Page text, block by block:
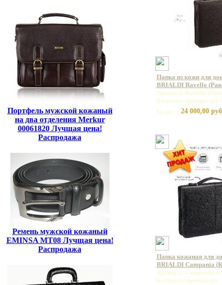
Портфель мужской кожаный
на два отделения Merkur
00061820 Лучщая цена!
Распродажа
Ремень мужской кожаный
EMINSA MT08 Лучщая цена!
Распродажа
Папка из кожи для
BRIALDI Ravello
Артикул: Ravello
Базовая единица: шт
Цена:
24 000,00
Папка кожаная для
BRIALDI Campania
Артикул: Campania
Базовая единица: шт